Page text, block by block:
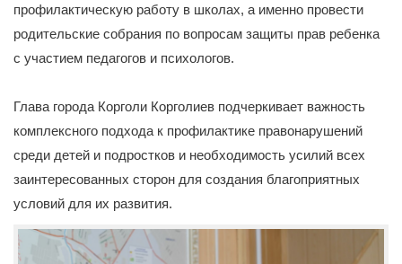
профилактическую работу в школах, а именно провести
родительские собрания по вопросам защиты прав ребенка
с участием педагогов и психологов.
Глава города Корголи Корголиев подчеркивает важность
комплексного подхода к профилактике правонарушений
среди детей и подростков и необходимость усилий всех
заинтересованных сторон для создания благоприятных
условий для их развития.